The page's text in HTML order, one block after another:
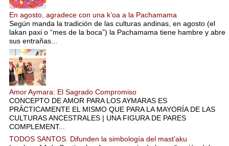
En agosto, agradece con una k’oa a la Pachamama
Según manda la tradición de las culturas andinas, en agosto (el
lakan paxi o “mes de la boca”) la Pachamama tiene hambre y abre
sus entrañas...
Amor Aymara: El Sagrado Compromiso
CONCEPTO DE AMOR PARA LOS AYMARAS ES
PRÁCTICAMENTE EL MISMO QUE PARA LA MAYORÍA DE LAS
CULTURAS ANCESTRALES | UNA FIGURA DE PARES
COMPLEMENT...
TODOS SANTOS. Difunden la simbología del mast’aku